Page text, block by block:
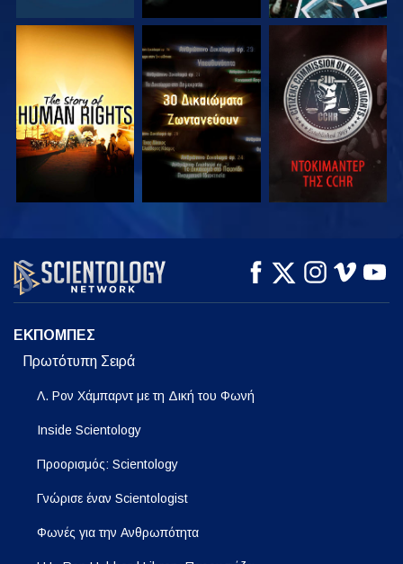
ΠΑΡΑΚΟΛΟΥΘΗΣΤΕ ΠΑΡΑΚΟΛΟΥΘΗΣΤΕ ΠΑΡΑΚΟΛΟΥΘΗΣΤΕ
ΠΑΡΑΚΟΛΟΥΘΗΣΤΕ ΠΑΡΑΚΟΛΟΥΘΗΣΤΕ
ΕΞΕΡΕΥΝΗΣΤΕ ΤΗ
ΣΕΙΡΑ
ΕΚΠΟΜΠΕΣ
Πρωτότυπη Σειρά
Λ. Ρον Χάμπαρντ με τη Δική του Φωνή
Inside Scientology
Προορισμός: Scientology
Γνώρισε έναν Scientologist
Φωνές για την Ανθρωπότητα